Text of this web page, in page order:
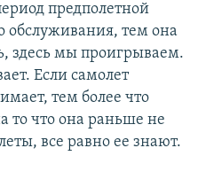
предполетной
обслуживания, тем она
здесь мы проигрываем.
Если самолет
тем более что
то что она раньше не
все равно ее знают.